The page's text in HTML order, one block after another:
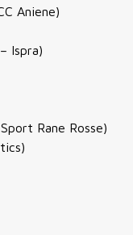
Aniene)
Ispra)
Rane Rosse)